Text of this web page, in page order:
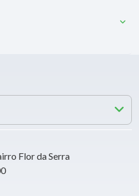
Flor da Serra